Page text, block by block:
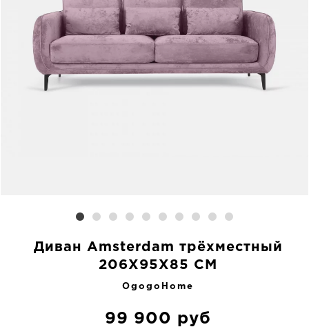
Диван Amsterdam трёхместный
206X95X85 CM
OgogoHome
99 900 руб